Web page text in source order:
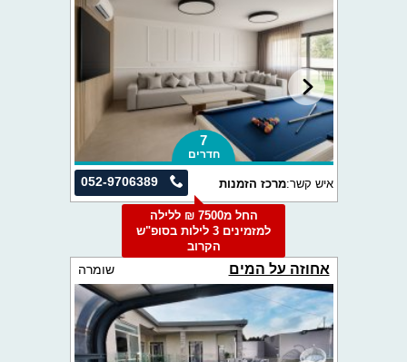
7
חדרים
052-9706389 איש קשר:מרכז הזמנות
החל מ7500 ₪ ללילה
למזמינים 3 לילות בסופ"ש
הקרוב
אחוזה על המים שומרה